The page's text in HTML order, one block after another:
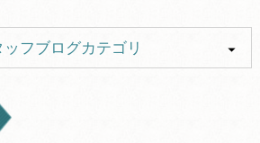
ッフブログカテゴリ